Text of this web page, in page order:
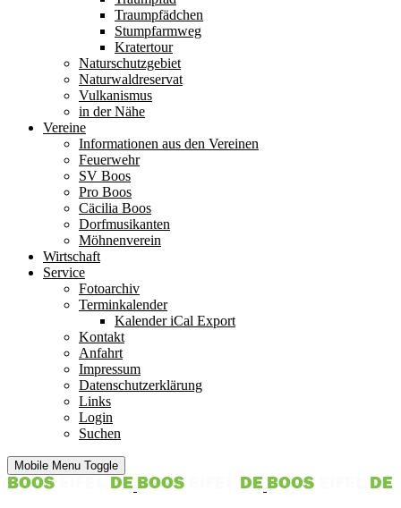
Traumpfädchen
Stumpfarmweg
Kratertour
Naturschutzgebiet
Naturwaldreservat
Vulkanismus
in der Nähe
Vereine
Informationen aus den Vereinen
Feuerwehr
SV Boos
Pro Boos
Cäcilia Boos
Dorfmusikanten
Möhnenverein
Wirtschaft
Service
Fotoarchiv
Terminkalender
Kalender iCal Export
Kontakt
Anfahrt
Impressum
Datenschutzerklärung
Links
Login
Suchen
Mobile Menu Toggle